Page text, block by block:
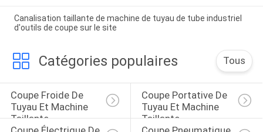
Canalisation taillante de machine de tuyau de tube industriel
d'outils de coupe sur le site
Catégories populaires Tous
Coupe Froide De
Tuyau Et Machine
Taillante
Coupe Portative De
Tuyau Et Machine
Taillante